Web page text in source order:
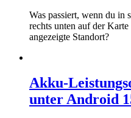
Was passiert, wenn du in
rechts unten auf der
angezeigte Standort?
Akku-
unter Android